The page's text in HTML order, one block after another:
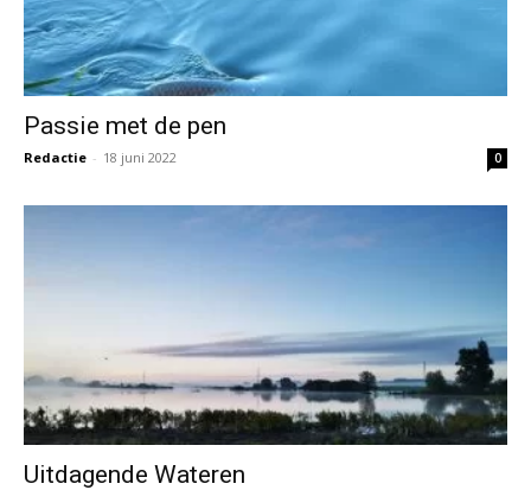
Passie met de pen
Redactie - 18 juni 2022 0
Uitdagende Wateren